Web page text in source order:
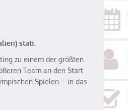
statt.
zu einem der größten
Team an den Start
Spielen – in das